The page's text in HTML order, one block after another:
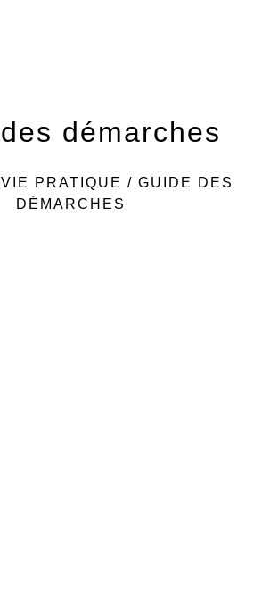
démarches
VIE PRATIQUE / GUIDE DES
DÉMARCHES